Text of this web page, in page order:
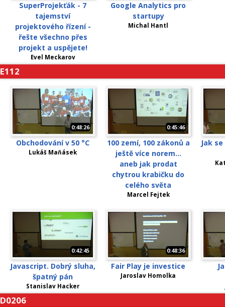
SuperProjekťák - 7
tajemství
projektového řízení -
řešte všechno přes
projekt a uspějete!
Evel Meckarov
Google Analytics pro
startupy
Michal Hantl
E112
0:48:26
Obchodování v 50 °C
Lukáš Maňásek
0:45:46
100 zemí, 100 zákonů a
ještě více norem…
aneb jak prodat
chytrou krabičku do
celého světa
Marcel Fejtek
Jak
0:42:45
Javascript. Dobrý sluha,
špatný pán
Stanislav Hacker
0:48:36
Fair Play je investice
Jaroslav Homolka
D0206